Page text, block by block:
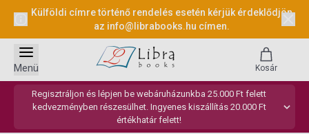
Külföldi címre történő rendelés esetén kérjük érdeklődjön
az info@librabooks.hu címen.
Regisztráljon és lépjen be webáruházunkba 25.000 Ft felett
kedvezményben részesülhet. Ingyenes kiszállítás 20.000 Ft
értékhatár felett!
Menü Kosár